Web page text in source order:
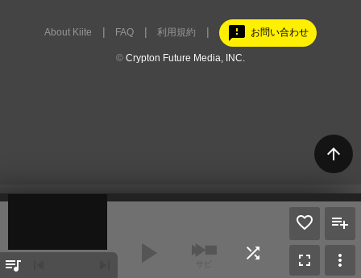
arrow_upward
About Kiite FAQ 利用規約 feedback お問い合わせ
© Crypton Future Media, INC.
queue_music play_arrow サビ
shuffle fullscreen more_vert